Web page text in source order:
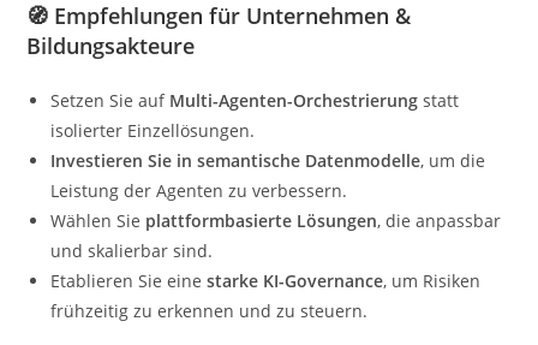
🧭 Empfehlungen für Unternehmen &
Bildungsakteure
Setzen Sie auf Multi-Agenten-Orchestrierung statt
isolierter Einzellösungen.
Investieren Sie in semantische Datenmodelle, um die
Leistung der Agenten zu verbessern.
Wählen Sie plattformbasierte Lösungen, die anpassbar
und skalierbar sind.
Etablieren Sie einestarke KI-Governance, um Risiken
frühzeitig zu erkennen und zu steuern.